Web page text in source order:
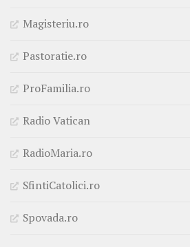
Magisteriu.ro
Pastoratie.ro
ProFamilia.ro
Radio Vatican
RadioMaria.ro
SfintiCatolici.ro
Spovada.ro